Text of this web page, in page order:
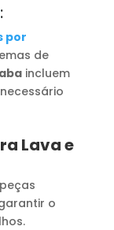
:
por
de
incluem
Lava e
o